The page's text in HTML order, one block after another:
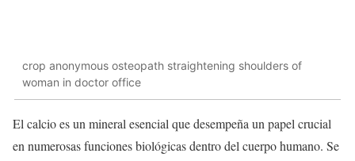
crop anonymous osteopath straightening shoulders of
woman in doctor office
El calcio es un mineral esencial que desempeña un papel crucial
en numerosas funciones biológicas dentro del cuerpo humano. Se